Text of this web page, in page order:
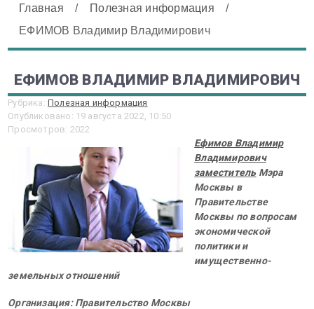
Главная / Полезная информация
/
ЕФИМОВ Владимир Владимирович
ЕФИМОВ ВЛАДИМИР ВЛАДИМИРОВИЧ
Рубрика: Полезная информация
Опубликовано: 19 августа 2022, 10:50
Просмотров: 2022
Ефимов Владимир
Владимирович
заместительМэра
Москвы в
Правительстве
Москвы по вопросам
экономической
политики и
имущественно-
земельных отношений
Организация: Правительство Москвы